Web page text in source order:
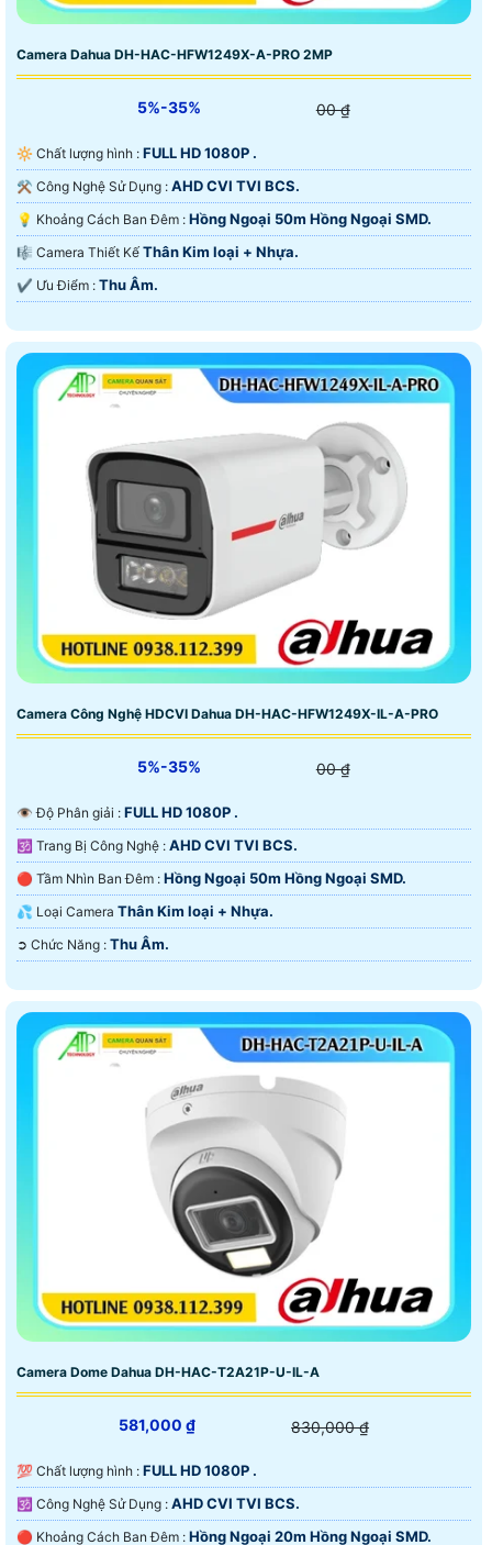
Camera Dahua DH-HAC-HFW1249X-A-PRO 2MP
5%-35% 00 ₫
🔆 Chất lượng hình : FULL HD 1080P .
⚒ Công Nghệ Sử Dụng : AHD CVI TVI BCS.
💡 Khoảng Cách Ban Đêm : Hồng Ngoại 50m Hồng Ngoại SMD.
🎼️ Camera Thiết Kế Thân Kim loại + Nhựa.
️✔️ Ưu Điểm : Thu Âm.
Camera Công Nghệ HDCVI Dahua DH-HAC-HFW1249X-IL-A-PRO
5%-35% 00 ₫
👁 Độ Phân giải : FULL HD 1080P .
🕉️ Trang Bị Công Nghệ : AHD CVI TVI BCS.
🔴 Tầm Nhìn Ban Đêm : Hồng Ngoại 50m Hồng Ngoại SMD.
💦 Loại Camera Thân Kim loại + Nhựa.
️➲ Chức Năng : Thu Âm.
Camera Dome Dahua DH-HAC-T2A21P-U-IL-A
581,000 ₫ 830,000 ₫
💯 Chất lượng hình : FULL HD 1080P .
🕉️ Công Nghệ Sử Dụng : AHD CVI TVI BCS.
🔴 Khoảng Cách Ban Đêm : Hồng Ngoại 20m Hồng Ngoại SMD.